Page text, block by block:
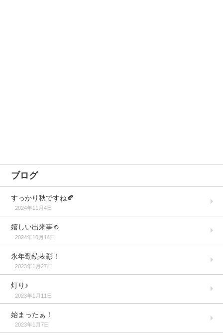
ブログ
すっかり秋ですね🍂
2024年11月4日
嬉しい出来事☺️
2024年10月14日
永年勤続表彰！
2023年1月27日
灯り♪
2023年1月11日
始まったぁ！
2023年1月7日